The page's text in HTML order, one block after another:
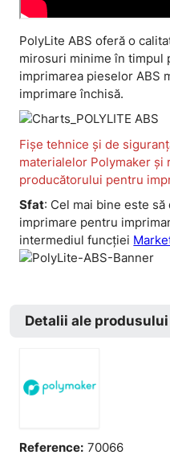
PolyLite ABS oferă o
mirosuri minime în timpul
imprimarea pieselor ABS
imprimare închisă.
Fișe tehnice și de
materialelor Polymaker și
producătorului pentru
Sfat: Cel mai bine este
imprimare pentru
intermediul funcției
Detalii ale produsului
Reference: 70066